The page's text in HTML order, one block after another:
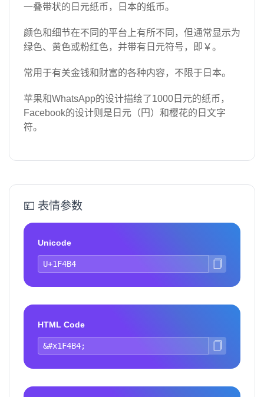
一叠带状的日元纸币，日本的纸币。
颜色和细节在不同的平台上有所不同，但通常显示为
绿色、黄色或粉红色，并带有日元符号，即￥。
常用于有关金钱和财富的各种内容，不限于日本。
苹果和WhatsApp的设计描绘了1000日元的纸币，
Facebook的设计则是日元（円）和樱花的日文字
符。
💴 表情参数
Unicode
HTML Code